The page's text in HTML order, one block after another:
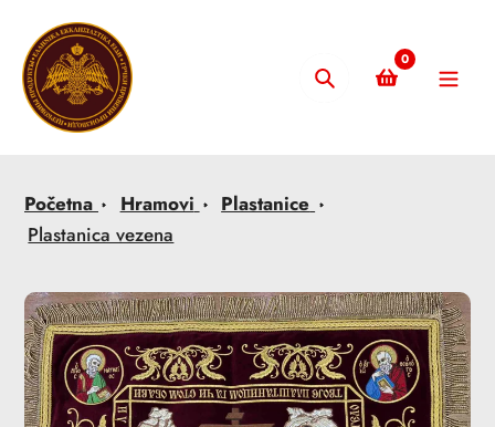
content
Pretraži
0
Početna Hramovi
Plastanice
Plastanica vezena